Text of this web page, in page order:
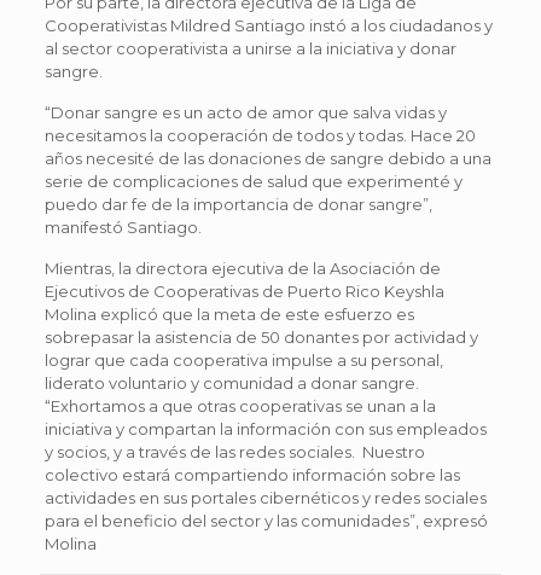
Cooperativistas Mildred Santiago instó a los ciudadanos y
al sector cooperativista a unirse a la iniciativa y donar
sangre.
“Donar sangre es un acto de amor que salva vidas y
necesitamos la cooperación de todos y todas. Hace 20
años necesité de las donaciones de sangre debido a una
serie de complicaciones de salud que experimenté y
puedo dar fe de la importancia de donar sangre”,
manifestó Santiago.
Mientras, la directora ejecutiva de la Asociación de
Ejecutivos de Cooperativas de Puerto Rico Keyshla
Molina explicó que la meta de este esfuerzo es
sobrepasar la asistencia de 50 donantes por actividad y
lograr que cada cooperativa impulse a su personal,
liderato voluntario y comunidad a donar sangre.
“Exhortamos a que otras cooperativas se unan a la
iniciativa y compartan la información con sus empleados
y socios, y a través de las redes sociales. Nuestro
colectivo estará compartiendo información sobre las
actividades en sus portales cibernéticos y redes sociales
para el beneficio del sector y las comunidades”, expresó
Molina